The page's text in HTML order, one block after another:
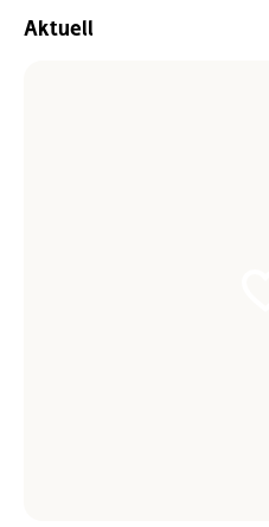
Aktuell